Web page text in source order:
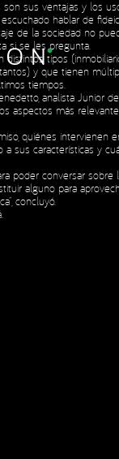
son sus ventajas y los
hablar de
de la sociedad no
si se les pregunta.
tipos
y que tienen
tiempos.
analista Junior
aspectos más
quiénes intervienen
sus características y
poder conversar sobre
alguno para
concluyó.
Social Media